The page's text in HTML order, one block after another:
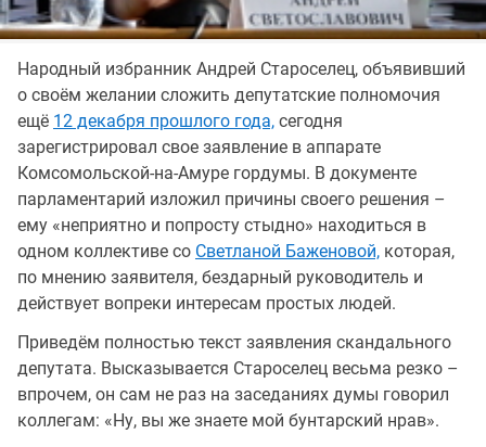
Народный избранник Андрей Староселец, объявивший
о своём желании сложить депутатские полномочия
ещё 12 декабря прошлого года, сегодня
зарегистрировал свое заявление в аппарате
Комсомольской-на-Амуре гордумы. В документе
парламентарий изложил причины своего решения –
ему «неприятно и попросту стыдно» находиться в
одном коллективе со Светланой Баженовой, которая,
по мнению заявителя, бездарный руководитель и
действует вопреки интересам простых людей.
Приведём полностью текст заявления скандального
депутата. Высказывается Староселец весьма резко –
впрочем, он сам не раз на заседаниях думы говорил
коллегам: «Ну, вы же знаете мой бунтарский нрав».